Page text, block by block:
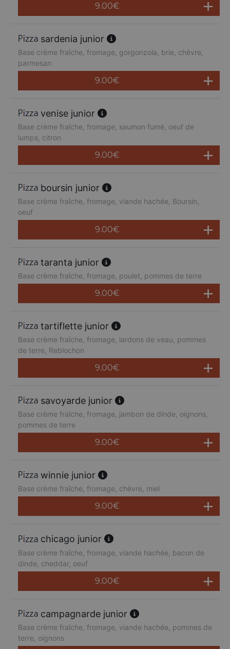
9.00€
sardenia junior
Base crème fraîche, fromage, gorgonzola, brie, chèvre,
parmesan
9.00€
venise junior
Base crème fraîche, fromage, saumon fumé, oeuf de
lumps, citron
9.00€
boursin junior
Base crème fraîche, fromage, viande hachée, Boursin,
oeuf
9.00€
taranta junior
Base crème fraîche, fromage, poulet, pommes de terre
9.00€
tartiflette junior
Base crème fraîche, fromage, lardons de veau, pommes
de terre, Reblochon
9.00€
savoyarde junior
Base crème fraîche, fromage, jambon de dinde, oignons,
pommes de terre
9.00€
winnie junior
Base crème fraîche, fromage, chèvre, miel
9.00€
chicago junior
Base crème fraîche, fromage, viande hachée, bacon de
dinde, cheddar, oeuf
9.00€
campagnarde junior
Base crème fraîche, fromage, viande hachée, pommes de
terre, oignons